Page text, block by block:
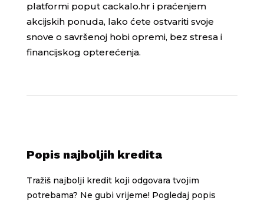
platformi poput cackalo.hr i praćenjem
akcijskih ponuda, lako ćete ostvariti svoje
snove o savršenoj hobi opremi, bez stresa i
financijskog opterećenja.
Popis najboljih kredita
Tražiš najbolji kredit koji odgovara tvojim
potrebama? Ne gubi vrijeme! Pogledaj popis